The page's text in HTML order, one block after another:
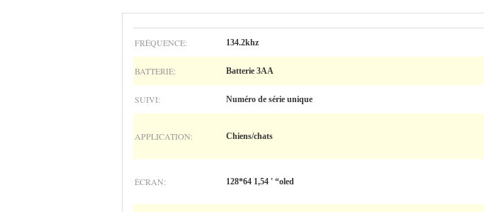
FRÉQUENCE: 134.2khz
BATTERIE: Batterie 3AA
SUIVI: Numéro de série unique
APPLICATION: Chiens/chats
ÉCRAN: 128*64 1,54 ' “oled